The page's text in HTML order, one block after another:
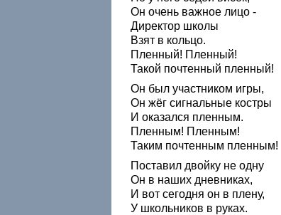
Он очень важное лицо -
Директор школы
Взят в кольцо.
Пленный! Пленный!
Такой почтенный пленный!
Он был участником игры,
Он жёг сигнальные костры
И оказался пленным.
Пленным! Пленным!
Таким почтенным пленным!
Поставил двойку не одну
Он в наших дневниках,
И вот сегодня он в плену,
У школьников в руках.